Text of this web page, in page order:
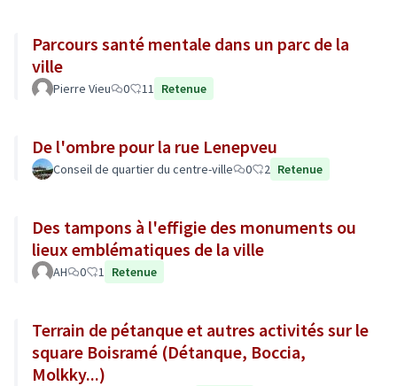
Parcours santé mentale dans un parc de la
ville
Pierre Vieu 0 11 Retenue
De l'ombre pour la rue Lenepveu
Conseil de quartier du centre-ville 0 2 Retenue
Des tampons à l'effigie des monuments ou
lieux emblématiques de la ville
AH 0 1 Retenue
Terrain de pétanque et autres activités sur le
square Boisramé (Détanque, Boccia,
Molkky...)